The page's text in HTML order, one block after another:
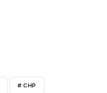
# CHP